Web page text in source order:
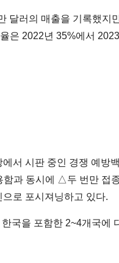
달러의 매출을 기록했지
은 2022년 35%에서
서 시판 중인 경쟁 예방
과 동시에 △두 번만 접
로 포시져닝하고 있다.
국을 포함한 2~4개국에